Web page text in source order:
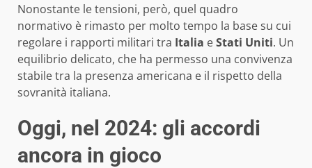
Nonostante le tensioni, però, quel quadro
normativo è rimasto per molto tempo la base su cui
regolare i rapporti militari tra Italia eStati Uniti. Un
equilibrio delicato, che ha permesso una convivenza
stabile tra la presenza americana e il rispetto della
sovranità italiana.
Oggi, nel 2024: gli accordi
ancora in gioco